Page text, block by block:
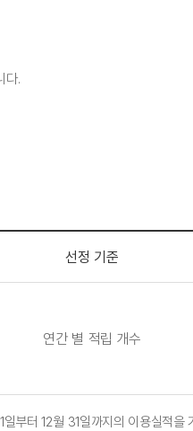
다.
선정 기준
연간 별 적립 개수
부터 12월 31일까지의 이용실적을